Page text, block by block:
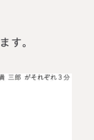
す。